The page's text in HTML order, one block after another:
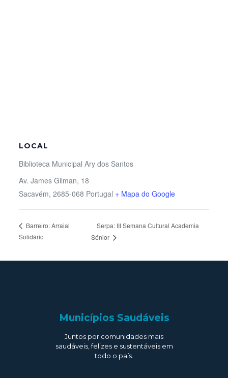
LOCAL
Biblioteca Municipal Ary dos Santos
Av. James Gilman, 18
Sacavém, 2685-068 Portugal + Mapa do Google
Barreiro: Arraial
Solidário
Serpa: III Semana Cultural Academia
Sénior
Municípios Saudáveis
Juntos por comunidades mais
saudáveis, felizes e sustentáveis em
todo o país.